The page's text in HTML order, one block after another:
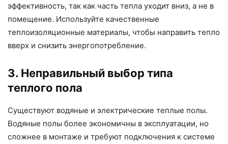
эффективность, так как часть тепла уходит вниз, а не в
помещение. Используйте качественные
теплоизоляционные материалы, чтобы направить тепло
вверх и снизить энергопотребление.
3. Неправильный выбор типа
теплого пола
Существуют водяные и электрические теплые полы.
Водяные полы более экономичны в эксплуатации, но
сложнее в монтаже и требуют подключения к системе